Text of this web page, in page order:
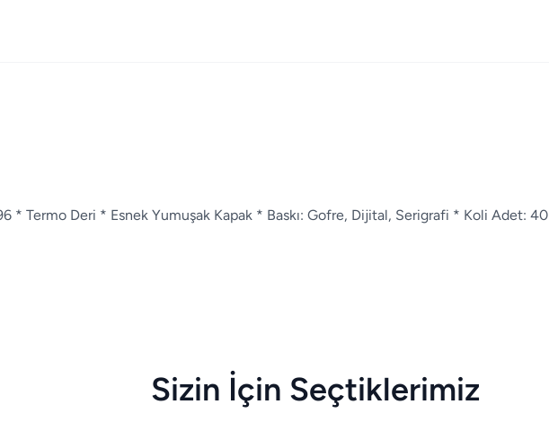
* Termo Deri * Esnek Yumuşak Kapak * Baskı: Gofre, Dijital, Serigrafi * Koli Adet: 40
Sizin İçin Seçtiklerimiz